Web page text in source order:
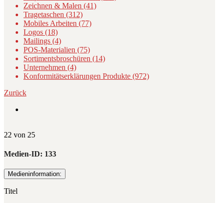
Zeichnen & Malen (41)
Tragetaschen (312)
Mobiles Arbeiten (77)
Logos (18)
Mailings (4)
POS-Materialien (75)
Sortimentsbroschüren (14)
Unternehmen (4)
Konformitätserklärungen Produkte (972)
Zurück
22 von 25
Medien-ID: 133
Medieninformation:
Titel